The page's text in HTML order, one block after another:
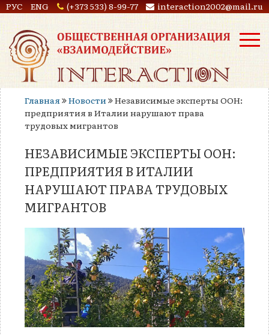
РУС ENG (+373 533) 8-99-77 interaction2002@mail.ru
Главная Новости
Независимые эксперты ООН:
предприятия в Италии нарушают права
трудовых мигрантов
НЕЗАВИСИМЫЕ ЭКСПЕРТЫ ООН:
ПРЕДПРИЯТИЯ В ИТАЛИИ
НАРУШАЮТ ПРАВА ТРУДОВЫХ
МИГРАНТОВ